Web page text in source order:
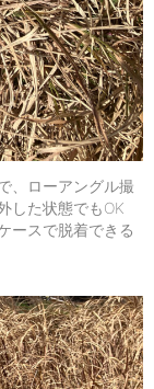
、ローアングル撮
した状態でもOK
ースで脱着できる